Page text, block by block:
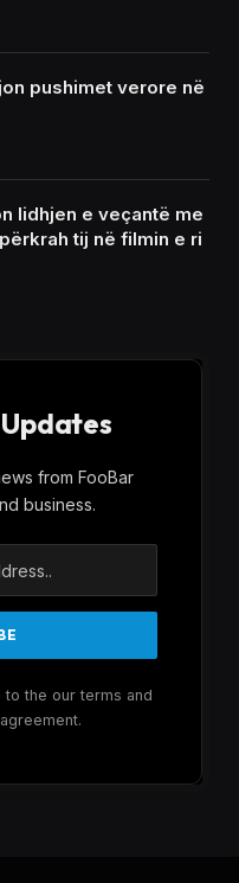
pushimet verore në
lidhjen e veçantë me
tij në filmin e ri
from FooBar
business.
to the our terms and